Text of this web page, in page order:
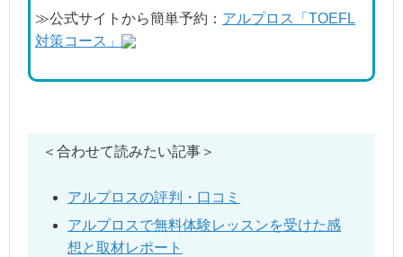
≫公式サイトから簡単予約： アルプロス「TOEFL
対策コース」
＜合わせて読みたい記事＞
アルプロスの評判・口コミ
アルプロスで無料体験レッスンを受けた感
想と取材レポート